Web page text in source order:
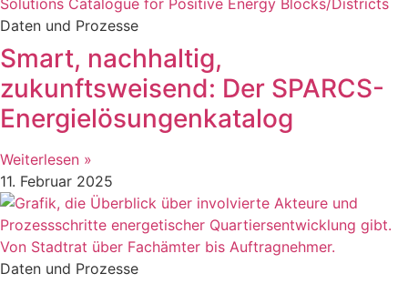
Daten und Prozesse
Smart, nachhaltig,
zukunftsweisend: Der SPARCS-
Energielösungenkatalog
Weiterlesen »
11. Februar 2025
Daten und Prozesse